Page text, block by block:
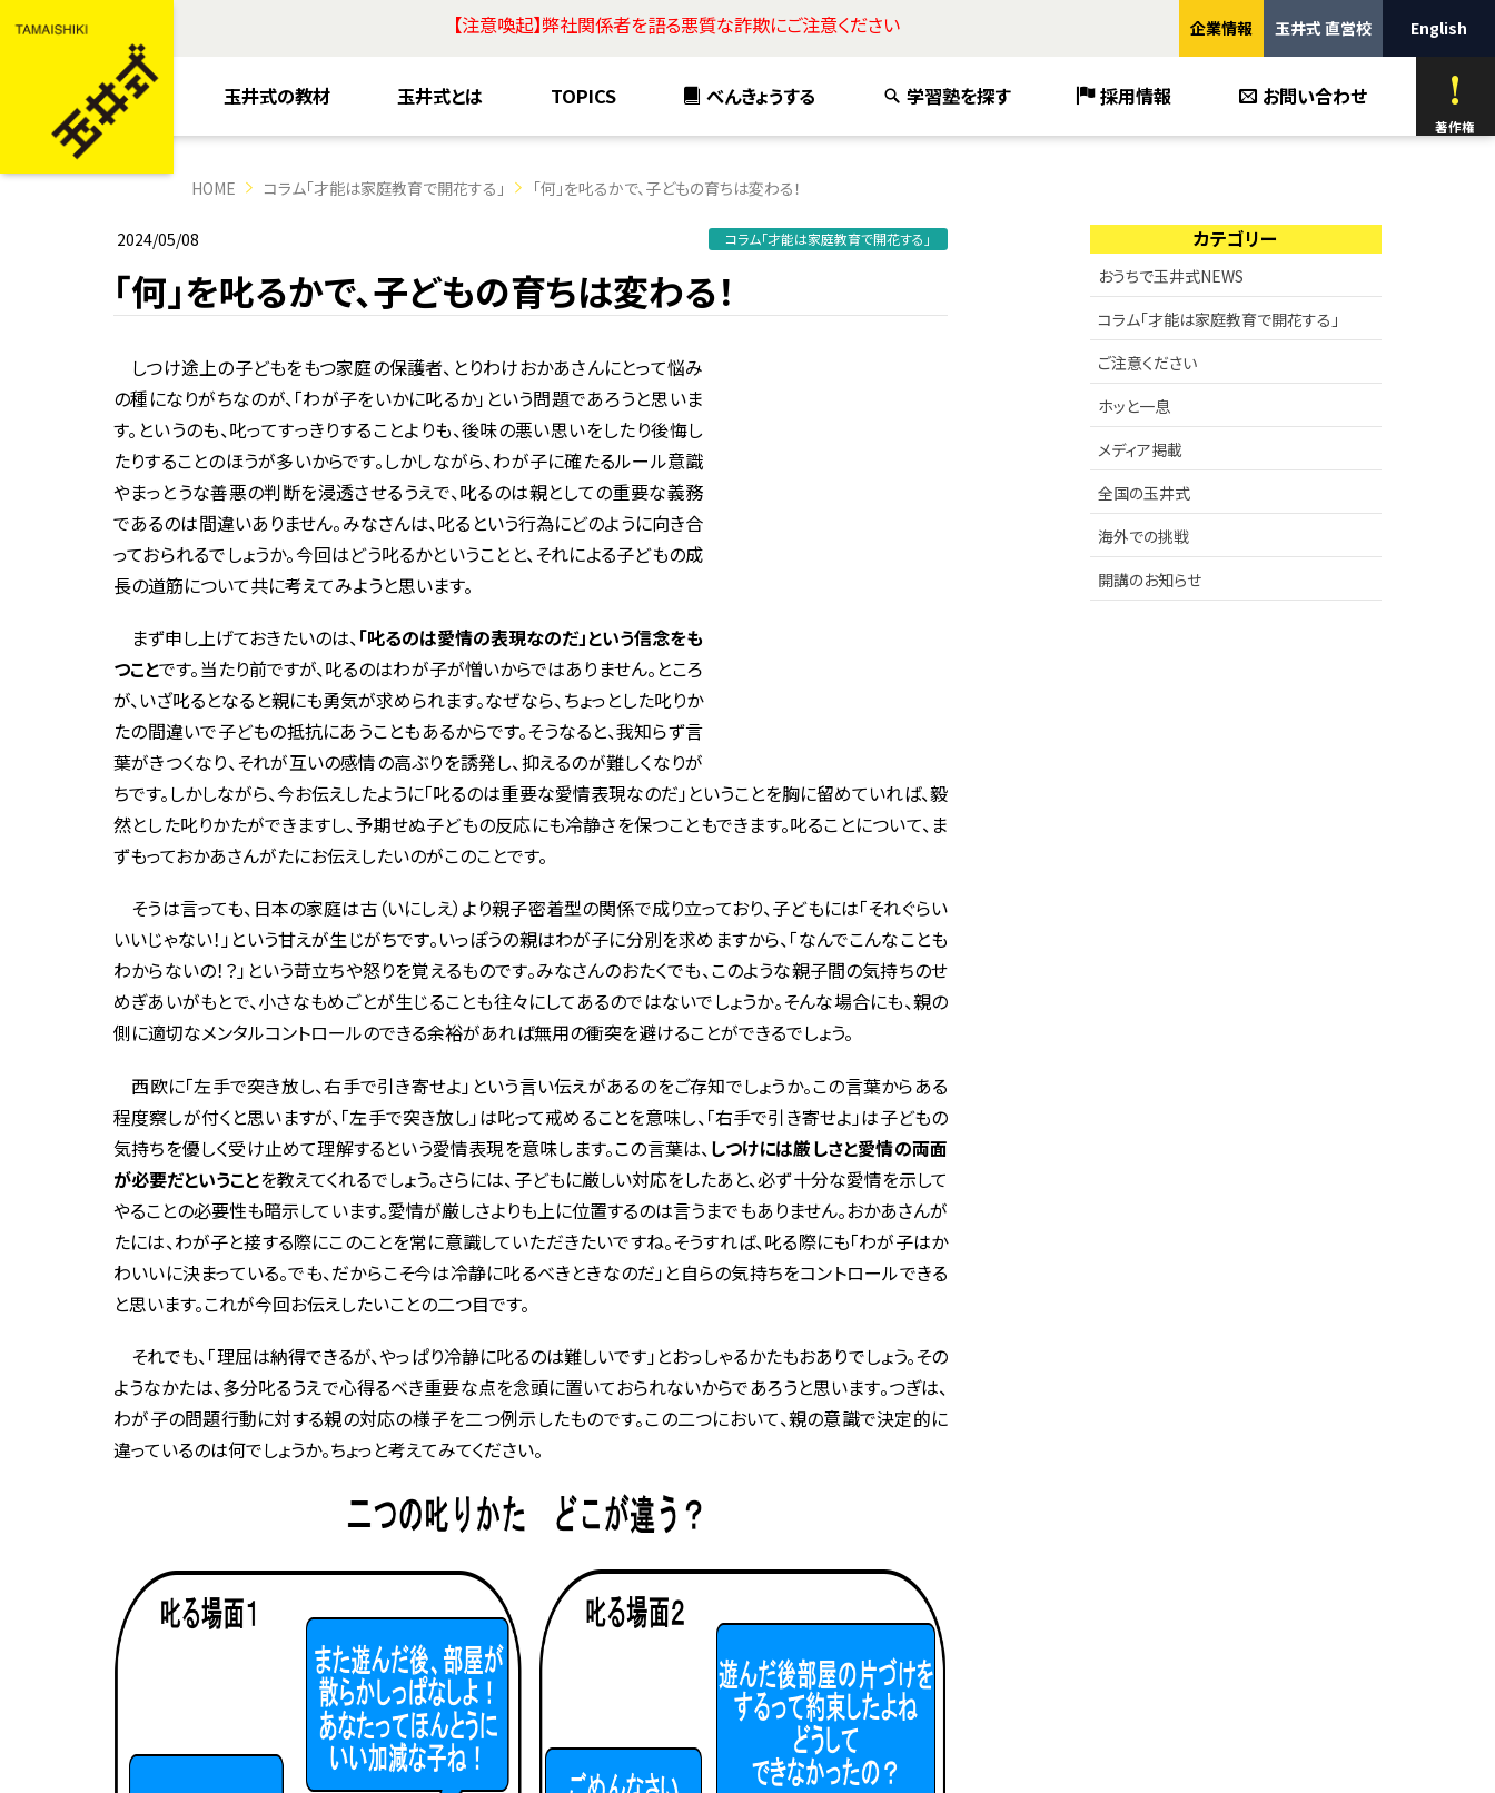
【注意喚起】弊社関係者を語る悪質な詐欺にご注意ください 企業情報 玉井式 直営校 English
玉井式の教材 玉井式とは TOPICS べんきょうする 学習塾を探す 採用情報 お問い合わせ
著作権
HOME コラム「才能は家庭教育で開花する」 「何」を叱るかで、子どもの育ちは変わる！
2024/05/08 コラム「才能は家庭教育で開花する」
「何」を叱るかで、子どもの育ちは変わる！
しつけ途上の子どもをもつ家庭の保護者、とりわけおかあさんにとって悩み
の種になりがちなのが、「わが子をいかに叱るか」という問題であろうと思いま
す。というのも、叱ってすっきりすることよりも、後味の悪い思いをしたり後悔し
たりすることのほうが多いからです。しかしながら、わが子に確たるルール意識
やまっとうな善悪の判断を浸透させるうえで、叱るのは親としての重要な義務
であるのは間違いありません。みなさんは、叱るという行為にどのように向き合
っておられるでしょうか。今回はどう叱るかということと、それによる子どもの成
長の道筋について共に考えてみようと思います。
まず申し上げておきたいのは、「叱るのは愛情の表現なのだ」という信念をも
つことです。当たり前ですが、叱るのはわが子が憎いからではありません。ところ
が、いざ叱るとなると親にも勇気が求められます。なぜなら、ちょっとした叱りか
たの間違いで子どもの抵抗にあうこともあるからです。そうなると、我知らず言
葉がきつくなり、それが互いの感情の高ぶりを誘発し、抑えるのが難しくなりが
ちです。しかしながら、今お伝えしたように「叱るのは重要な愛情表現なのだ」ということを胸に留めていれば、毅
然とした叱りかたができますし、予期せぬ子どもの反応にも冷静さを保つこともできます。叱ることについて、ま
ずもっておかあさんがたにお伝えしたいのがこのことです。
そうは言っても、日本の家庭は古（いにしえ）より親子密着型の関係で成り立っており、子どもには「それぐらい
いいじゃない！」という甘えが生じがちです。いっぽうの親はわが子に分別を求めますから、「なんでこんなことも
わからないの！？」という苛立ちや怒りを覚えるものです。みなさんのおたくでも、このような親子間の気持ちのせ
めぎあいがもとで、小さなもめごとが生じることも往々にしてあるのではないでしょうか。そんな場合にも、親の
側に適切なメンタルコントロールのできる余裕があれば無用の衝突を避けることができるでしょう。
西欧に「左手で突き放し、右手で引き寄せよ」という言い伝えがあるのをご存知でしょうか。この言葉からある
程度察しが付くと思いますが、「左手で突き放し」は叱って戒めることを意味し、「右手で引き寄せよ」は子どもの
気持ちを優しく受け止めて理解するという愛情表現を意味します。この言葉は、 しつけには厳しさと愛情の両面
が必要だということを教えてくれるでしょう。さらには、子どもに厳しい対応をしたあと、必ず十分な愛情を示して
やることの必要性も暗示しています。愛情が厳しさよりも上に位置するのは言うまでもありません。おかあさんが
たには、わが子と接する際にこのことを常に意識していただきたいですね。そうすれば、叱る際にも「わが子はか
わいいに決まっている。でも、だからこそ今は冷静に叱るべきときなのだ」と自らの気持ちをコントロールできる
と思います。これが今回お伝えしたいことの二つ目です。
それでも、「理屈は納得できるが、やっぱり冷静に叱るのは難しいです」とおっしゃるかたもおありでしょう。その
ようなかたは、多分叱るうえで心得るべき重要な点を念頭に置いておられないからであろうと思います。つぎは、
わが子の問題行動に対する親の対応の様子を二つ例示したものです。この二つにおいて、親の意識で決定的に
違っているのは何でしょうか。ちょっと考えてみてください。
カテゴリー
おうちで玉井式NEWS
コラム「才能は家庭教育で開花する」
ご注意ください
ホッと一息
メディア掲載
全国の玉井式
海外での挑戦
開講のお知らせ